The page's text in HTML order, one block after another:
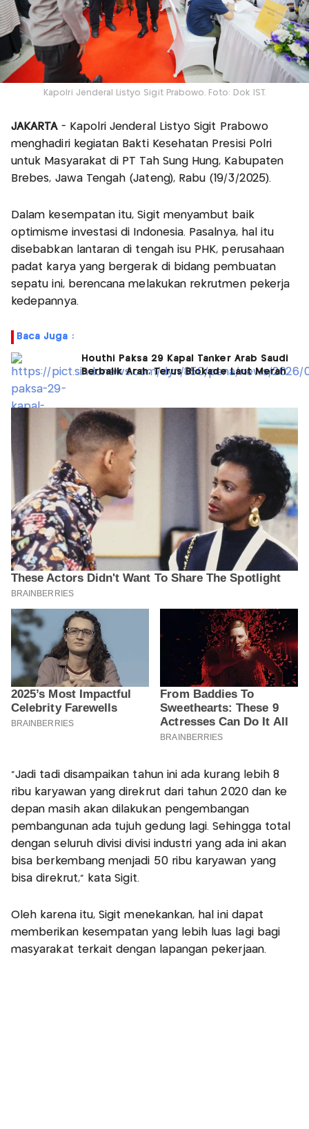
Kapolri Jenderal Listyo Sigit Prabowo. Foto: Dok IST.
JAKARTA - Kapolri Jenderal Listyo Sigit Prabowo
menghadiri kegiatan Bakti Kesehatan Presisi Polri
untuk Masyarakat di PT Tah Sung Hung, Kabupaten
Brebes, Jawa Tengah (Jateng), Rabu (19/3/2025).
Dalam kesempatan itu, Sigit menyambut baik
optimisme investasi di Indonesia. Pasalnya, hal itu
disebabkan lantaran di tengah isu PHK, perusahaan
padat karya yang bergerak di bidang pembuatan
sepatu ini, berencana melakukan rekrutmen pekerja
kedepannya.
Baca Juga :
Houthi Paksa 29 Kapal Tanker Arab Saudi
Berbalik Arah, Terus Blokade Laut Merah
"Jadi tadi disampaikan tahun ini ada kurang lebih 8
ribu karyawan yang direkrut dari tahun 2020 dan ke
depan masih akan dilakukan pengembangan
pembangunan ada tujuh gedung lagi. Sehingga total
dengan seluruh divisi divisi industri yang ada ini akan
bisa berkembang menjadi 50 ribu karyawan yang
bisa direkrut," kata Sigit.
Oleh karena itu, Sigit menekankan, hal ini dapat
memberikan kesempatan yang lebih luas lagi bagi
masyarakat terkait dengan lapangan pekerjaan.